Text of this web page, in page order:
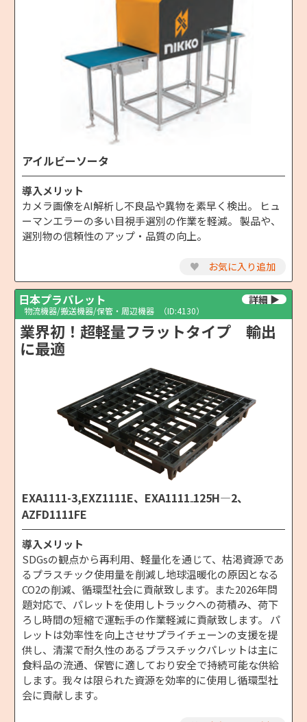
アイルビーソータ
導入メリット
カメラ画像をAI解析し不良品や異物を素早く検出。 ヒュ
ーマンエラーの多い目視手選別の作業を軽減。 製品や、
選別物の信頼性のアップ・品質の向上。
♥ お気に入り追加
日本プラパレット
物流機器/搬送機器/保管・周辺機器 （ID:4130）
業界初！超軽量フラットタイプ 輸出
に最適
EXA1111-3,EXZ1111E、EXA1111₋125H―2、
AZFD1111FE
導入メリット
SDGsの観点から再利用、軽量化を通じて、枯渇資源であ
るプラスチック使用量を削減し地球温暖化の原因となる
CO2の削減、循環型社会に貢献致します。また2026年問
題対応で、パレットを使用しトラックへの荷積み、荷下
ろし時間の短縮で運転手の作業軽減に貢献致します。 パ
レットは効率性を向上させサプライチェーンの支援を提
供し、清潔で耐久性のあるプラスチックパレットは主に
食料品の流通、保管に適しており安全で持続可能な供給
します。我々は限られた資源を効率的に使用し循環型社
会に貢献します。